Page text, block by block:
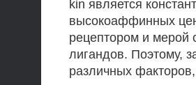
kin является
высокоаффинных
рецептором и мерой
лигандов. Поэтому,
различных